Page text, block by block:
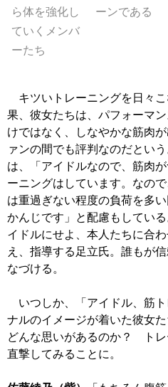
ら体を強化し
ていくメンバ
ーたち
ーンである
キツいトレーニングを日々
果、彼女たちは、パフォーマ
けではなく、しなやかな筋肉
ァンの間でも評判なのだとい
は、「アイドルなので、筋肉
ーニングはしています。なの
は重過ぎない程度の負荷を多
かんじです」と配慮もしてい
イドルにせよ、本人たちに合
え、指導する足立氏。誰もが
なづける。
いつしか、「アイドル、筋
ナルのイメージが着いた彼女
どんな思いがあるのか？ トレ
直撃してみることに。